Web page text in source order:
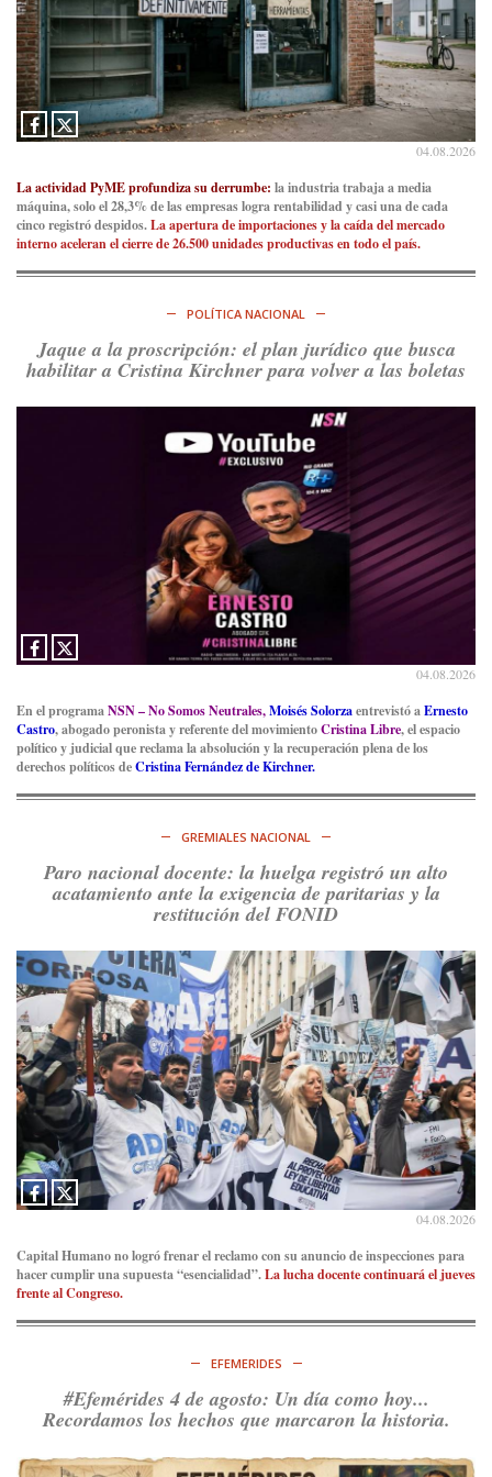
Consenso Patagónico
@consensopatagon
5d
La crisis en el estrecho de Ormuz: así golpea la guerra con
Irán al petróleohttps://t.co/IInL9uYZvh
Ver en X
Consenso Patagónico
Consenso Patagónico
@consensopatagon
@PJCampana2022: Asumimos una nueva etapa en el
Partido Justicialista de Campana, con el orgullo de que el
vuelva a…
Ver en X
04.08.2026
La actividad PyME profundiza su derrumbe: la industria trabaja a media
máquina, solo el 28,3% de las empresas logra rentabilidad y casi una de cada
cinco registró despidos.La apertura de importaciones y la caída del mercado
interno aceleran el cierre de 26.500 unidades productivas en todo el país.
POLÍTICA NACIONAL
Jaque a la proscripción: el plan jurídico que busca
habilitar a Cristina Kirchner para volver a las boletas
04.08.2026
En el programaNSN – No Somos Neutrales,Moisés Solorzaentrevistó aErnesto
Castro, abogado peronista y referente del movimientoCristina Libre, el espacio
político y judicial que reclama la absolución y la recuperación plena de los
derechos políticos deCristina Fernández de Kirchner.
GREMIALES NACIONAL
Paro nacional docente: la huelga registró un alto
acatamiento ante la exigencia de paritarias y la
restitución del FONID
04.08.2026
Capital Humano no logró frenar el reclamo con su anuncio de inspecciones para
hacer cumplir una supuesta “esencialidad”.La lucha docente continuará el jueves
frente al Congreso.
EFEMERIDES
#Efemérides 4 de agosto: Un día como hoy...
Recordamos los hechos que marcaron la historia.